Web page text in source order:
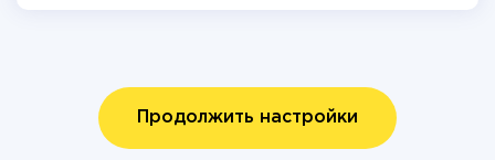
Продолжить настройки